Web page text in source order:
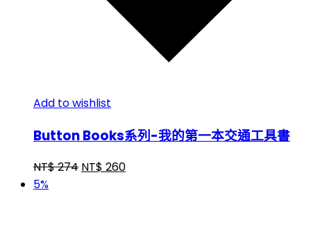
Add to wishlist
Button Books系列-我的第一本交通工具書
NT$274 NT$ 260
5%